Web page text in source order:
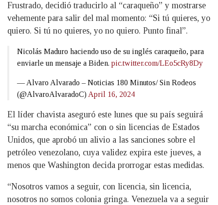
Frustrado, decidió traducirlo al “caraqueño” y mostrarse
vehemente para salir del mal momento: “Si tú quieres, yo
quiero. Si tú no quieres, yo no quiero. Punto final”.
Nicolás Maduro haciendo uso de su inglés caraqueño, para
enviarle un mensaje a Biden. pic.twitter.com/LEo5cRy8Dy
— Alvaro Alvarado – Noticias 180 Minutos/ Sin Rodeos
(@AlvaroAlvaradoC) April 16, 2024
El líder chavista aseguró este lunes que su país seguirá
“su marcha económica” con o sin licencias de Estados
Unidos, que aprobó un alivio a las sanciones sobre el
petróleo venezolano, cuya validez expira este jueves, a
menos que Washington decida prorrogar estas medidas.
“Nosotros vamos a seguir, con licencia, sin licencia,
nosotros no somos colonia gringa. Venezuela va a seguir